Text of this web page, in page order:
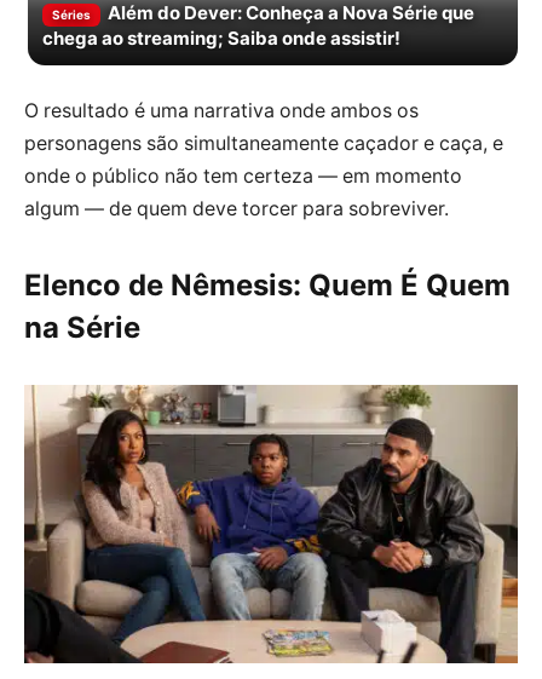
Séries
Além do Dever: Conheça a Nova Série que
chega ao streaming; Saiba onde assistir!
O resultado é uma narrativa onde ambos os
personagens são simultaneamente caçador e caça, e
onde o público não tem certeza — em momento
algum — de quem deve torcer para sobreviver.
Elenco de Nêmesis: Quem É Quem
na Série